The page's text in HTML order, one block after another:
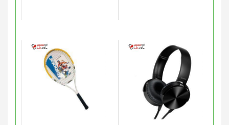
محصول
انتخاب
شوند
محصول
انتخاب
شوند